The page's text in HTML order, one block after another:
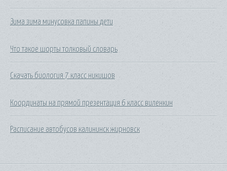
Зима зима минусовка папины дети
Что такое шорты толковый словарь
Скачать биология 7 класс никишов
Координаты на прямой презентация 6 класс виленкин
Расписание автобусов калининск жирновск